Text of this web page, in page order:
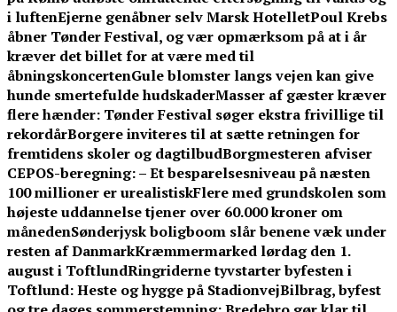
i luftenEjerne genåbner selv Marsk HotelletPoul Krebs
åbner Tønder Festival, og vær opmærksom på at i år
kræver det billet for at være med til
åbningskoncertenGule blomster langs vejen kan give
hunde smertefulde hudskaderMasser af gæster kræver
flere hænder: Tønder Festival søger ekstra frivillige til
rekordårBorgere inviteres til at sætte retningen for
fremtidens skoler og dagtilbudBorgmesteren afviser
CEPOS-beregning: – Et besparelsesniveau på næsten
100 millioner er urealistiskFlere med grundskolen som
højeste uddannelse tjener over 60.000 kroner om
månedenSønderjysk boligboom slår benene væk under
resten af DanmarkKræmmermarked lørdag den 1.
august i ToftlundRingriderne tyvstarter byfesten i
Toftlund: Heste og hygge på StadionvejBilbrag, byfest